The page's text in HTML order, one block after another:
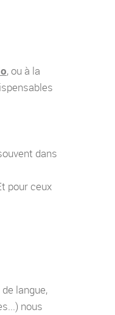
, ou à la
dans
pour ceux
langue,
nous